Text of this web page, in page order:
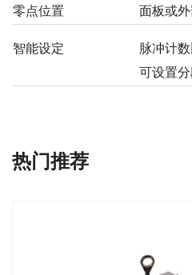
零点位置 面板或
智能设定
脉冲计
可设置
热门推荐